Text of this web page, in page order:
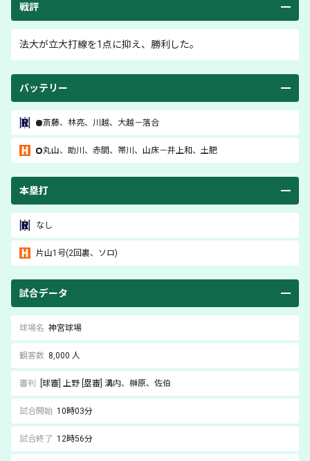
戦評
法大が立大打線を1点に抑え、勝利した。
バッテリー
斎藤、林亮、 川越、 大越－落合
丸山、助川 、赤間 、帯川 、山床－井上和 、土肥
本塁打
なし
片山1号(2回裏、ソロ)
試合データ
球場名 神宮球場
観客数 8,000 人
審判 [球審] 上野 [塁審] 溝内、榊原、佐伯
試合開始 10時03分
試合終了 12時56分